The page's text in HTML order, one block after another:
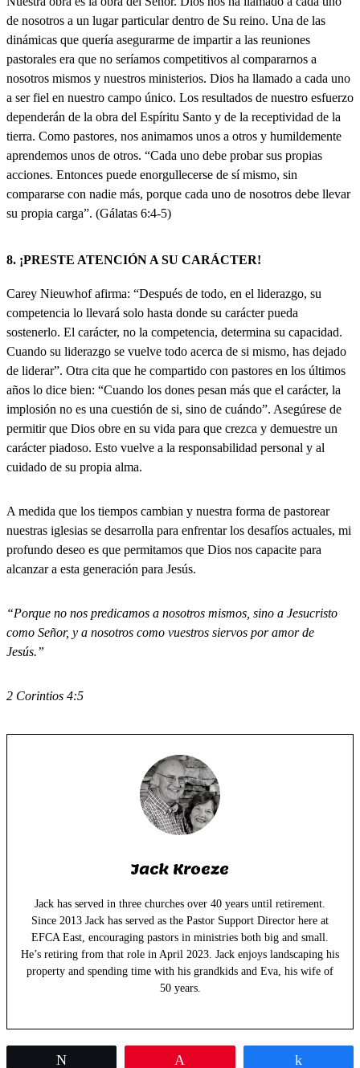
de nosotros a un lugar particular dentro de Su reino. Una de las
dinámicas que quería asegurarme de impartir a las reuniones
pastorales era que no seríamos competitivos al compararnos a
nosotros mismos y nuestros ministerios. Dios ha llamado a cada uno
a ser fiel en nuestro campo único. Los resultados de nuestro esfuerzo
dependerán de la obra del Espíritu Santo y de la receptividad de la
tierra. Como pastores, nos animamos unos a otros y humildemente
aprendemos unos de otros. “Cada uno debe probar sus propias
acciones. Entonces puede enorgullecerse de sí mismo, sin
compararse con nadie más, porque cada uno de nosotros debe llevar
su propia carga”. (Gálatas 6:4-5)
8. ¡PRESTE ATENCIÓN A SU CARÁCTER!
Carey Nieuwhof afirma: “Después de todo, en el liderazgo, su
competencia lo llevará solo hasta donde su carácter pueda
sostenerlo. El carácter, no la competencia, determina su capacidad.
Cuando su liderazgo se vuelve todo acerca de si mismo, has dejado
de liderar”. Otra cita que he compartido con pastores en los últimos
años lo dice bien: “Cuando los dones pesan más que el carácter, la
implosión no es una cuestión de si, sino de cuándo”. Asegúrese de
permitir que Dios obre en su vida para que crezca y demuestre un
carácter piadoso. Esto vuelve a la responsabilidad personal y al
cuidado de su propia alma.
A medida que los tiempos cambian y nuestra forma de pastorear
nuestras iglesias se desarrolla para enfrentar los desafíos actuales, mi
profundo deseo es que permitamos que Dios nos capacite para
alcanzar a esta generación para Jesús.
“Porque no nos predicamos a nosotros mismos, sino a Jesucristo
como Señor, y a nosotros como vuestros siervos por amor de
Jesús.”
2 Corintios 4:5
Jack Kroeze
Jack has served in three churches over 40 years until retirement.
Since 2013 Jack has served as the Pastor Support Director here at
EFCA East, encouraging pastors in ministries both big and small.
He’s retiring from that role in April 2023. Jack enjoys landscaping his
property and spending time with his grandkids and Eva, his wife of
50 years.